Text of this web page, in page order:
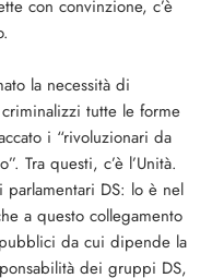
con convinzione, c’è
la necessità di
tutte le forme
i “rivoluzionari da
Tra questi, c’è l’Unità.
DS: lo è nel
a questo collegamento
da cui dipende la
dei gruppi DS,